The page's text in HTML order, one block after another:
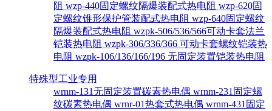
阻 wzp-440固定螺纹隔爆装配式热电阻 wzp-620固
定螺纹锥形保护管装配式热电阻 wzp-640固定螺纹
隔爆装配式热电阻 wzpk-506/536/566可动卡套法兰
铠装热电阻 wzpk-306/336/366 可动卡套螺纹铠装热
电阻 wzpk-106/136/166/196 无固定装置铠装热电阻
特殊型工业专用
wrnm-131无固定装置碳素热电偶 wrnm-231固定螺
纹碳素热电偶 wrnr-01热套式热电偶 wrnm-431固定